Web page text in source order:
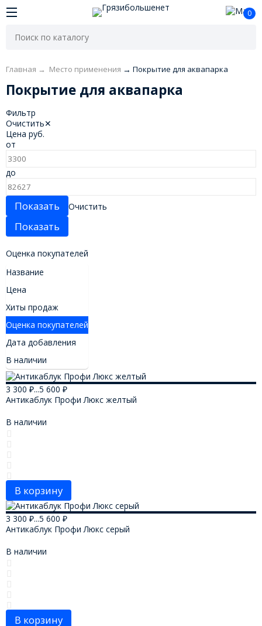
0
Главная → Место применения → Покрытие для аквапарка
Покрытие для аквапарка
Фильтр
Очистить✕
Цена руб.
от
до
Очистить
Оценка покупателей
Название
Цена
Хиты продаж
Оценка покупателей
Дата добавления
В наличии
3 300 ₽...5 600 ₽
Антикаблук Профи Люкс желтый
В наличии
В корзину
3 300 ₽...5 600 ₽
Антикаблук Профи Люкс серый
В наличии
В корзину